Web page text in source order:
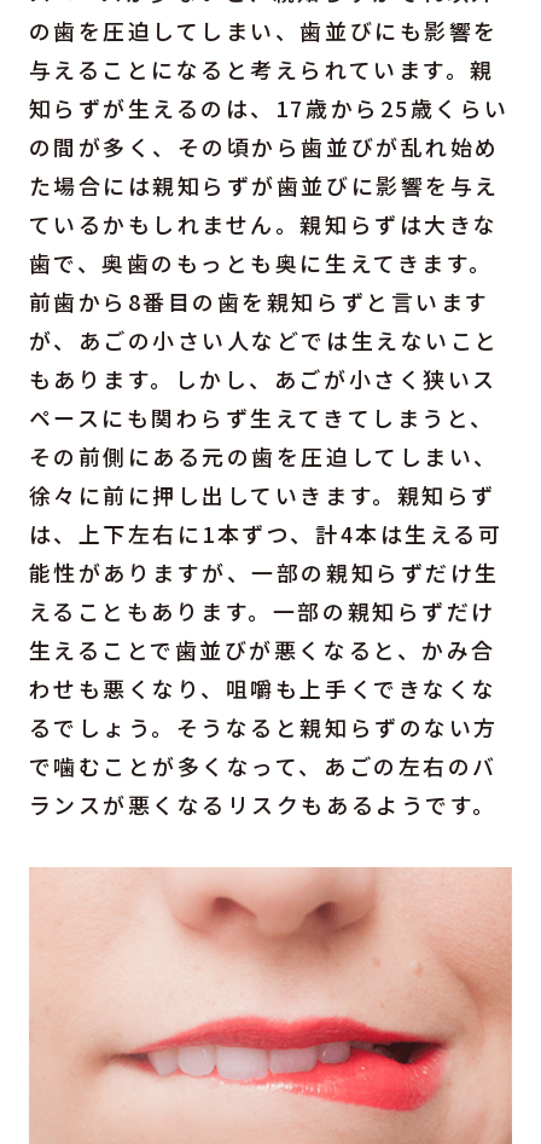
の歯を圧迫してしまい、歯並びにも影響を
与えることになると考えられています。親
知らずが生えるのは、17歳から25歳くらい
の間が多く、その頃から歯並びが乱れ始め
た場合には親知らずが歯並びに影響を与え
ているかもしれません。親知らずは大きな
歯で、奥歯のもっとも奥に生えてきます。
前歯から8番目の歯を親知らずと言います
が、あごの小さい人などでは生えないこと
もあります。しかし、あごが小さく狭いス
ペースにも関わらず生えてきてしまうと、
その前側にある元の歯を圧迫してしまい、
徐々に前に押し出していきます。親知らず
は、上下左右に1本ずつ、計4本は生える可
能性がありますが、一部の親知らずだけ生
えることもあります。一部の親知らずだけ
生えることで歯並びが悪くなると、かみ合
わせも悪くなり、咀嚼も上手くできなくな
るでしょう。そうなると親知らずのない方
で噛むことが多くなって、あごの左右のバ
ランスが悪くなるリスクもあるようです。